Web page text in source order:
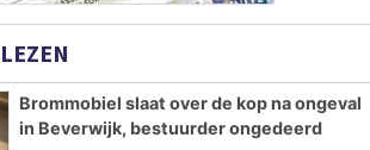
Brommobiel slaat over de kop na ongeval
in Beverwijk, bestuurder ongedeerd